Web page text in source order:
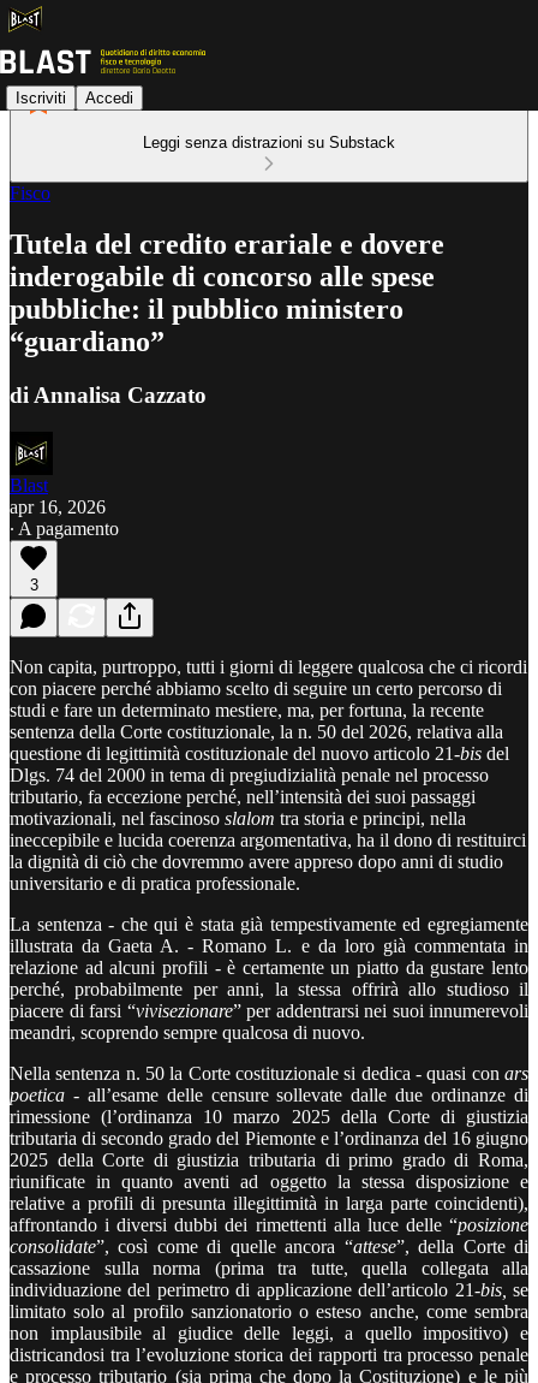
Iscriviti Accedi
Leggi senza distrazioni su Substack
Fisco
Tutela del credito erariale e dovere
inderogabile di concorso alle spese
pubbliche: il pubblico ministero
“guardiano”
di Annalisa Cazzato
Blast
apr 16, 2026
∙ A pagamento
3
Non capita, purtroppo, tutti i giorni di leggere qualcosa che ci ricordi
con piacere perché abbiamo scelto di seguire un certo percorso di
studi e fare un determinato mestiere, ma, per fortuna, la recente
sentenza della Corte costituzionale, la n. 50 del 2026, relativa alla
questione di legittimità costituzionale del nuovo articolo 21-bis del
Dlgs. 74 del 2000 in tema di pregiudizialità penale nel processo
tributario, fa eccezione perché, nell’intensità dei suoi passaggi
motivazionali, nel fascinoso slalom tra storia e principi, nella
ineccepibile e lucida coerenza argomentativa, ha il dono di restituirci
la dignità di ciò che dovremmo avere appreso dopo anni di studio
universitario e di pratica professionale.
La sentenza - che qui è stata già tempestivamente ed egregiamente
illustrata da Gaeta A. - Romano L. e da loro già commentata in
relazione ad alcuni profili - è certamente un piatto da gustare lento
perché, probabilmente per anni, la stessa offrirà allo studioso il
piacere di farsi “vivisezionare” per addentrarsi nei suoi innumerevoli
meandri, scoprendo sempre qualcosa di nuovo.
Nella sentenza n. 50 la Corte costituzionale si dedica - quasi con ars
poetica - all’esame delle censure sollevate dalle due ordinanze di
rimessione (l’ordinanza 10 marzo 2025 della Corte di giustizia
tributaria di secondo grado del Piemonte e l’ordinanza del 16 giugno
2025 della Corte di giustizia tributaria di primo grado di Roma,
riunificate in quanto aventi ad oggetto la stessa disposizione e
relative a profili di presunta illegittimità in larga parte coincidenti),
affrontando i diversi dubbi dei rimettenti alla luce delle “posizione
consolidate”, così come di quelle ancora “attese”, della Corte di
cassazione sulla norma (prima tra tutte, quella collegata alla
individuazione del perimetro di applicazione dell’articolo 21-bis, se
limitato solo al profilo sanzionatorio o esteso anche, come sembra
non implausibile al giudice delle leggi, a quello impositivo) e
districandosi tra l’evoluzione storica dei rapporti tra processo penale
e processo tributario (sia prima che dopo la Costituzione) e le più